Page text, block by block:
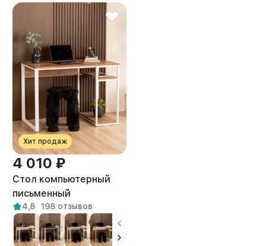
Хит продаж
4 010 ₽
Стол компьютерный
письменный
маникюрный лофт
Оштен белый/
амаретто
4,8 198 отзывов